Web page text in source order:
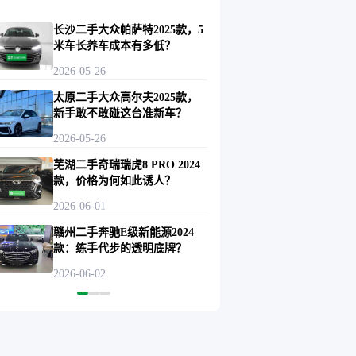
长沙二手大众帕萨特2025款，5
米车长养车成本有多低？
2026-05-26
太原二手大众高尔夫2025款，
新手敢不敢碰这台准新车？
2026-05-26
芜湖二手奇瑞瑞虎8 PRO 2024
款，价格为何如此诱人？
2026-06-01
赣州二手奔驰E级新能源2024
款：练手代步的透明底牌？
2026-06-02